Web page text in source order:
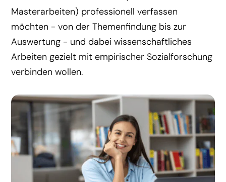
Masterarbeiten) professionell verfassen
möchten - von der Themenfindung bis zur
Auswertung - und dabei wissenschaftliches
Arbeiten gezielt mit empirischer Sozialforschung
verbinden wollen.